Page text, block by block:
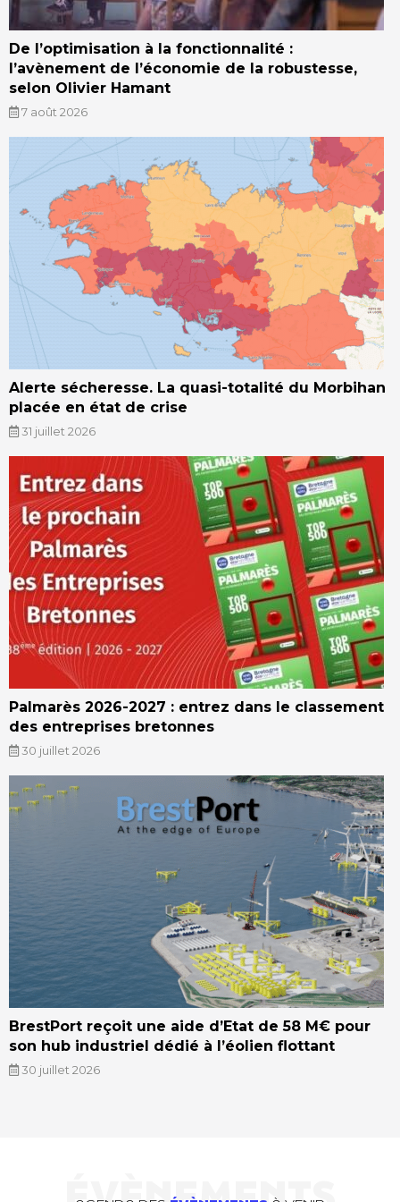
De l’optimisation à la fonctionnalité :
l’avènement de l’économie de la robustesse,
selon Olivier Hamant
7 août 2026
Alerte sécheresse. La quasi-totalité du Morbihan
placée en état de crise
31 juillet 2026
Palmarès 2026-2027 : entrez dans le classement
des entreprises bretonnes
30 juillet 2026
BrestPort reçoit une aide d’Etat de 58 M€ pour
son hub industriel dédié à l’éolien flottant
30 juillet 2026